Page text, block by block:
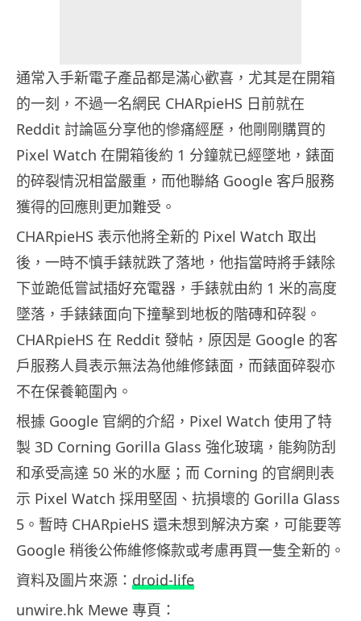
通常入手新電子產品都是滿心歡喜，尤其是在開箱
的一刻，不過一名網民 CHARpieHS 日前就在
Reddit 討論區分享他的慘痛經歷，他剛剛購買的
Pixel Watch 在開箱後約 1 分鐘就已經墜地，錶面
的碎裂情況相當嚴重，而他聯絡 Google 客戶服務
獲得的回應則更加難受。
CHARpieHS 表示他將全新的 Pixel Watch 取出
後，一時不慎手錶就跌了落地，他指當時將手錶除
下並跪低嘗試插好充電器，手錶就由約 1 米的高度
墜落，手錶錶面向下撞擊到地板的階磚和碎裂。
CHARpieHS 在 Reddit 發帖，原因是 Google 的客
戶服務人員表示無法為他維修錶面，而錶面碎裂亦
不在保養範圍內。
根據 Google 官網的介紹，Pixel Watch 使用了特
製 3D Corning Gorilla Glass 強化玻璃，能夠防刮
和承受高達 50 米的水壓；而 Corning 的官網則表
示 Pixel Watch 採用堅固、抗損壞的 Gorilla Glass
5。暫時 CHARpieHS 還未想到解決方案，可能要等
Google 稍後公佈維修條款或考慮再買一隻全新的。
資料及圖片來源： droid-life
unwire.hk Mewe 專頁：